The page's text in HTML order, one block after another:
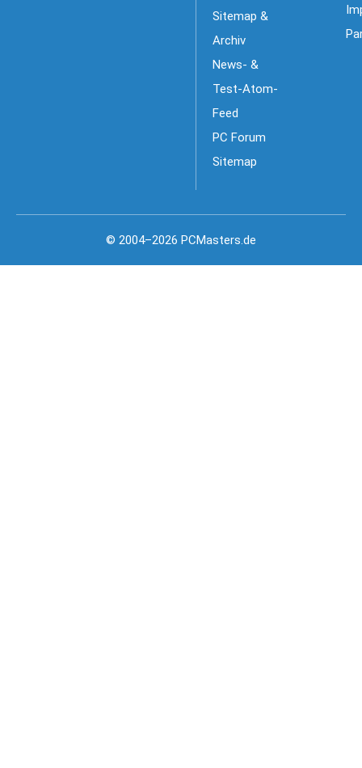
Sitemap &
Archiv
News- &
Test-Atom-
Feed
PC Forum
Sitemap
© 2004–2026 PCMasters.de